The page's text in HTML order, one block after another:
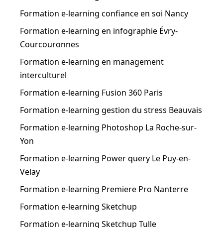
Formation e-learning confiance en soi Nancy
Formation e-learning en infographie Évry-
Courcouronnes
Formation e-learning en management
interculturel
Formation e-learning Fusion 360 Paris
Formation e-learning gestion du stress Beauvais
Formation e-learning Photoshop La Roche-sur-
Yon
Formation e-learning Power query Le Puy-en-
Velay
Formation e-learning Premiere Pro Nanterre
Formation e-learning Sketchup
Formation e-learning Sketchup Tulle